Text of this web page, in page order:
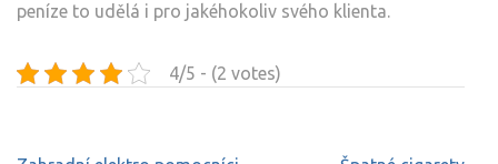
peníze to udělá i pro jakéhokoliv svého klienta.
4/5 - (2 votes)